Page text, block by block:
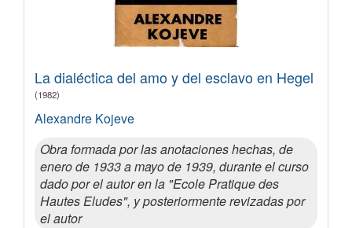
La dialéctica del amo y del esclavo en Hegel
(1982)
Alexandre Kojeve
Obra formada por las anotaciones hechas, de
enero de 1933 a mayo de 1939, durante el curso
dado por el autor en la "Ecole Pratique des
Hautes Eludes", y posteriormente revizadas por
el autor